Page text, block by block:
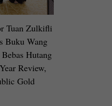
Tuan Zulkifli
Buku Wang
Hutang
Review,
Gold